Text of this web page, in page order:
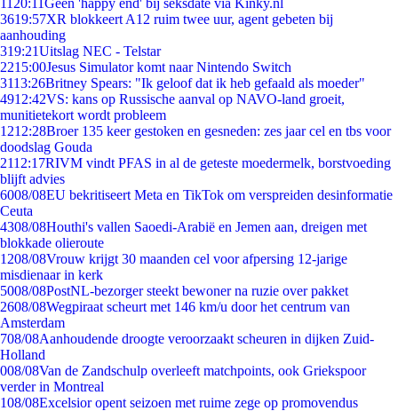
11 20:11Geen 'happy end' bij seksdate via Kinky.nl
3619:57XR blokkeert A12 ruim twee uur, agent gebeten bij
aanhouding
319:21Uitslag NEC - Telstar
2215:00Jesus Simulator komt naar Nintendo Switch
3113:26Britney Spears: "Ik geloof dat ik heb gefaald als moeder"
4912:42VS: kans op Russische aanval op NAVO-land groeit,
munitietekort wordt probleem
1212:28Broer 135 keer gestoken en gesneden: zes jaar cel en tbs voor
doodslag Gouda
2112:17RIVM vindt PFAS in al de geteste moedermelk, borstvoeding
blijft advies
6008/08EU bekritiseert Meta en TikTok om verspreiden desinformatie
Ceuta
4308/08Houthi's vallen Saoedi-Arabië en Jemen aan, dreigen met
blokkade olieroute
1208/08Vrouw krijgt 30 maanden cel voor afpersing 12-jarige
misdienaar in kerk
5008/08PostNL-bezorger steekt bewoner na ruzie over pakket
2608/08Wegpiraat scheurt met 146 km/u door het centrum van
Amsterdam
708/08Aanhoudende droogte veroorzaakt scheuren in dijken Zuid-
Holland
008/08Van de Zandschulp overleeft matchpoints, ook Griekspoor
verder in Montreal
108/08Excelsior opent seizoen met ruime zege op promovendus